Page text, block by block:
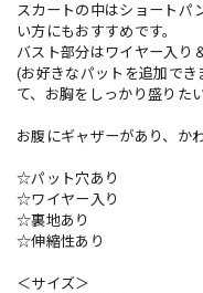
スカートの中はショートパ
い方にもおすすめです。
バスト部分はワイヤー入り
(お好きなパットを追加で
て、お胸をしっかり盛りた
お腹にギャザーがあり、か
☆パット穴あり
☆ワイヤー入り
☆裏地あり
☆伸縮性あり
＜サイズ＞